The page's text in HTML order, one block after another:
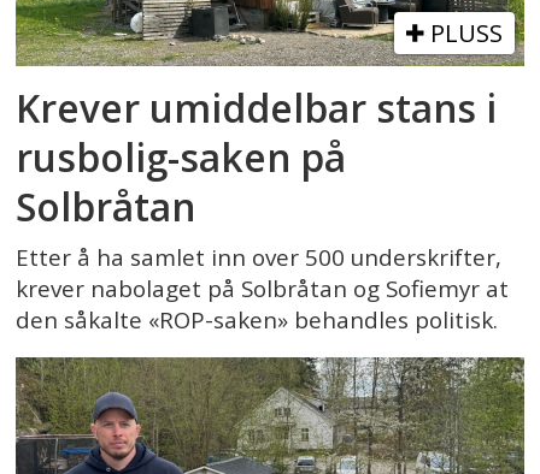
PLUSS
Krever umiddelbar stans i
rusbolig-saken på
Solbråtan
Etter å ha samlet inn over 500 underskrifter,
krever nabolaget på Solbråtan og Sofiemyr at
den såkalte «ROP-saken» behandles politisk.